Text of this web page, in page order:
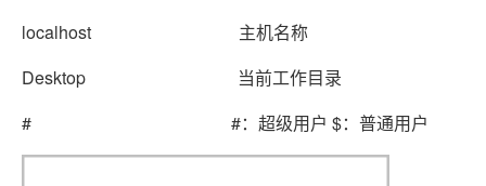
localhost 主机名称
Desktop 当前工作目录
# #：超级用户 $：普通用户